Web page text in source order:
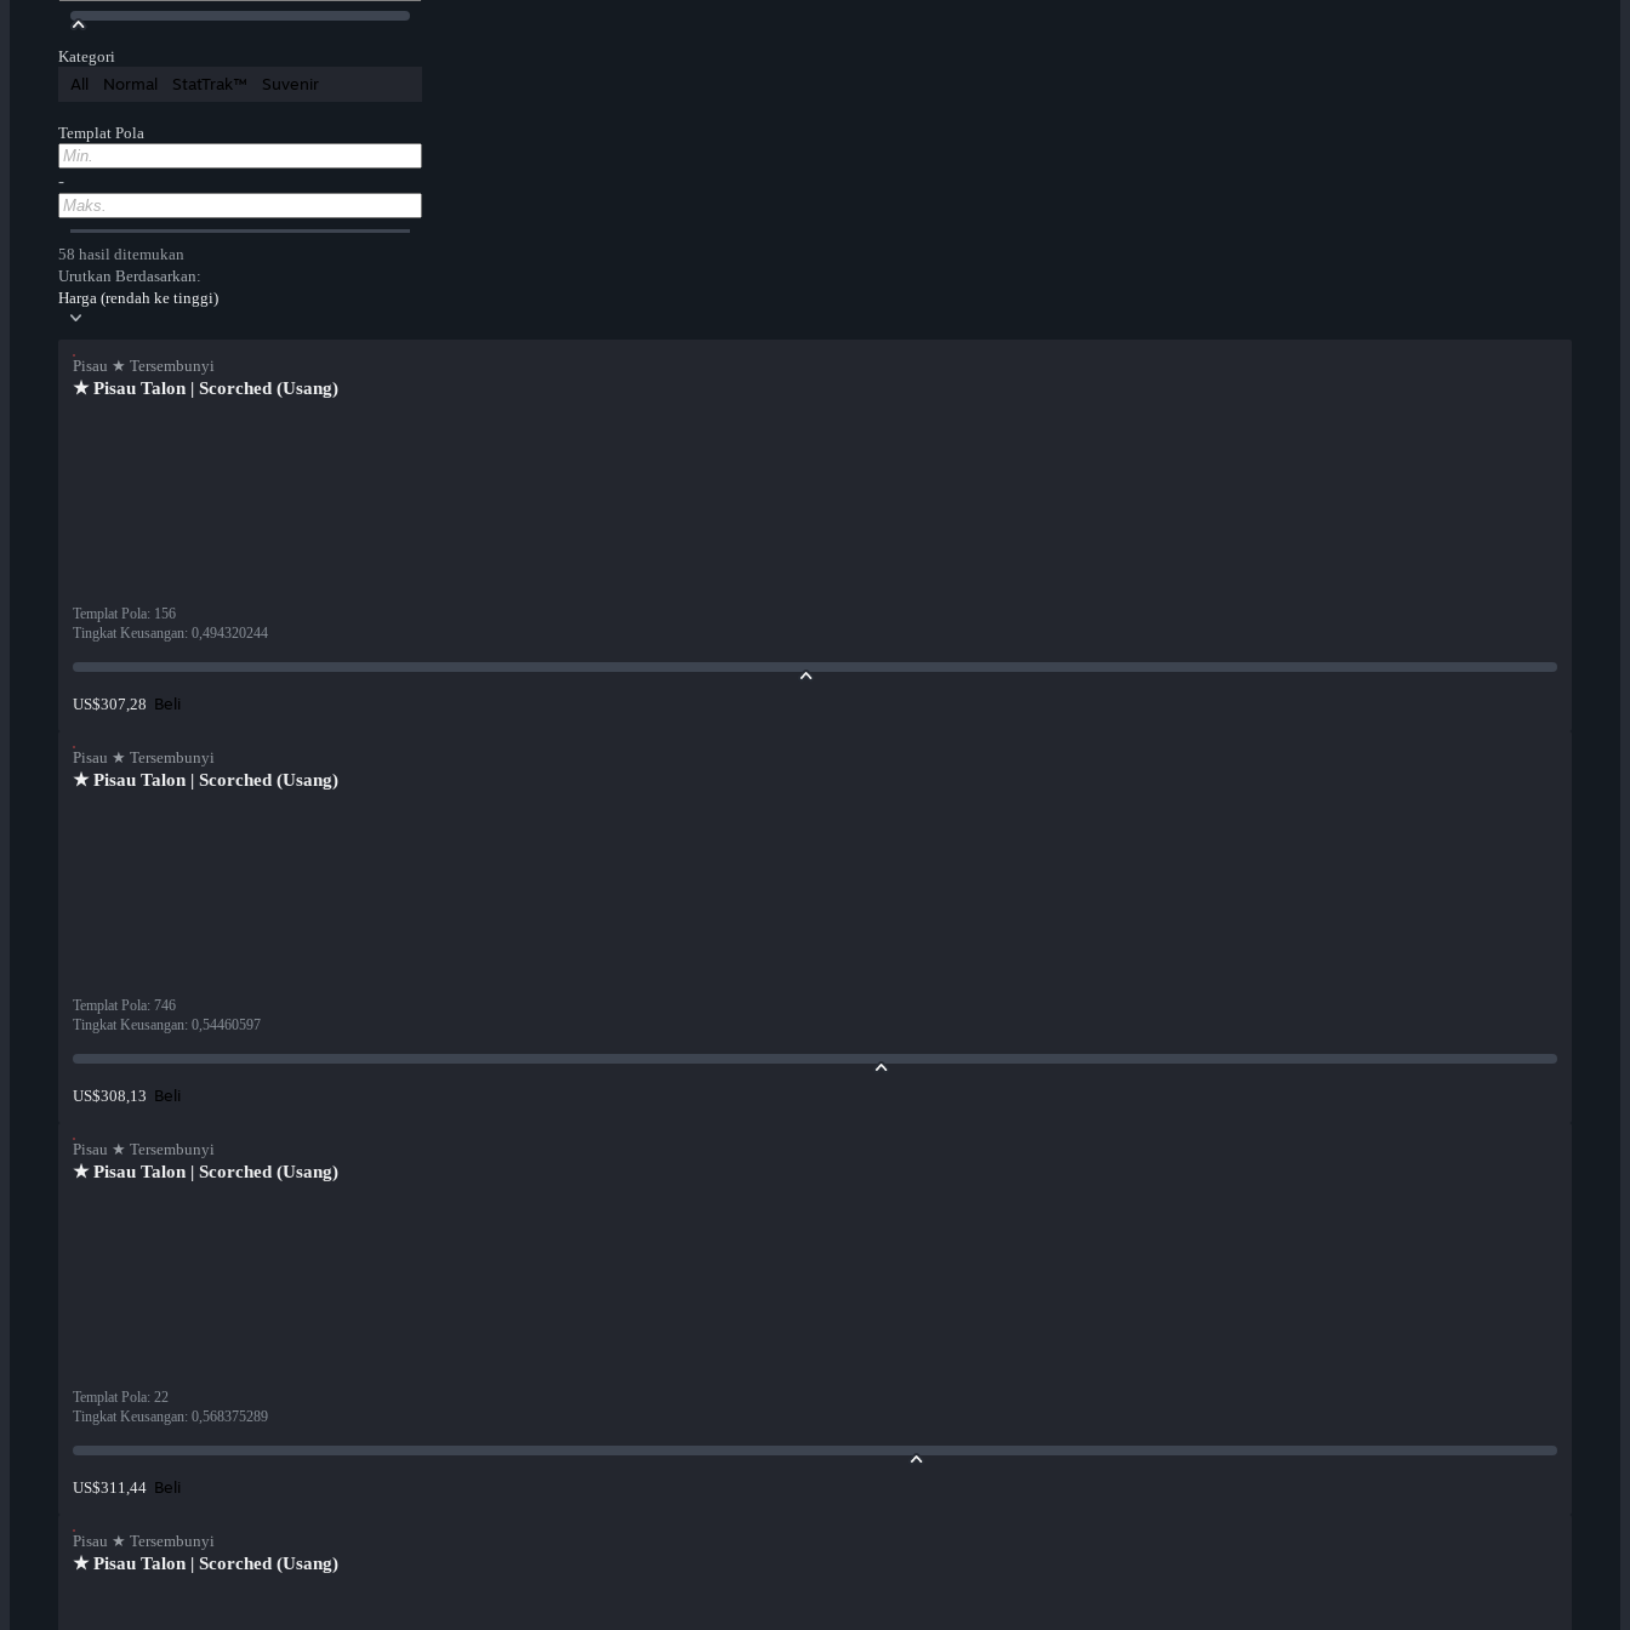
Kategori
All Normal StatTrak™ Suvenir
Templat Pola
-
58 hasil ditemukan
Urutkan Berdasarkan:
Harga (rendah ke tinggi)
Pisau ★ Tersembunyi
★ Pisau Talon | Scorched (Usang)
Templat Pola: 156
Tingkat Keusangan: 0,494320244
US$307,28 Beli
Pisau ★ Tersembunyi
★ Pisau Talon | Scorched (Usang)
Templat Pola: 746
Tingkat Keusangan: 0,54460597
US$308,13 Beli
Pisau ★ Tersembunyi
★ Pisau Talon | Scorched (Usang)
Templat Pola: 22
Tingkat Keusangan: 0,568375289
US$311,44 Beli
Pisau ★ Tersembunyi
★ Pisau Talon | Scorched (Usang)